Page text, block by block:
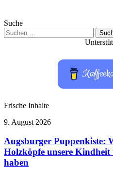
Suche
Suchen
nach:
Frische Inhalte
Augsburger
Warum
ein
paar
Holzköpfe
9. August 2026
Augsburger Puppenkiste:
Holzköpfe unsere Kindheit
haben